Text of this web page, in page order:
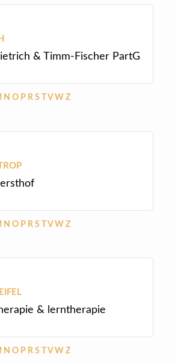
& Timm-Fischer PartG
N O P R S V W Z
N O P R S TV W Z
& lerntherapie
N O P R S V W Z